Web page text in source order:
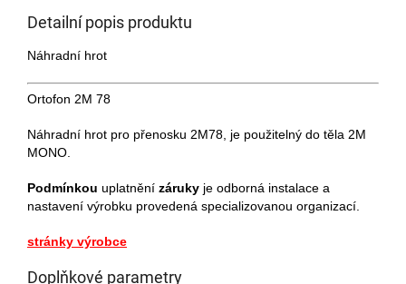
Detailní popis produktu
Náhradní hrot
Ortofon 2M 78
Náhradní hrot pro přenosku 2M78, je použitelný do těla 2M
MONO.
Podmínkou uplatnění záruky je odborná instalace a
nastavení výrobku provedená specializovanou organizací.
stránky výrobce
Doplňkové parametry